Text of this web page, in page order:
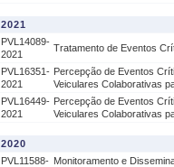
2021
PVL14089-
2021
Tratamento de Eventos
PVL16351-
2021
Percepção de Eventos
Veiculares Colaborativas
PVL16449-
2021
Percepção de Eventos
Veiculares Colaborativas
2020
PVL11588- Monitoramento e